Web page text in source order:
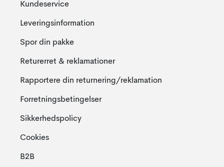
Kundeservice
Leveringsinformation
Spor din pakke
Returerret & reklamationer
Rapportere din returnering/reklamation
Forretningsbetingelser
Sikkerhedspolicy
Cookies
B2B